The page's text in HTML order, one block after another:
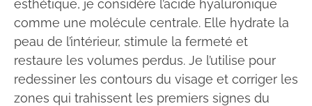
esthétique, je considère l’acide hyaluronique
comme une molécule centrale. Elle hydrate la
peau de l’intérieur, stimule la fermeté et
restaure les volumes perdus. Je l’utilise pour
redessiner les contours du visage et corriger les
zones qui trahissent les premiers signes du